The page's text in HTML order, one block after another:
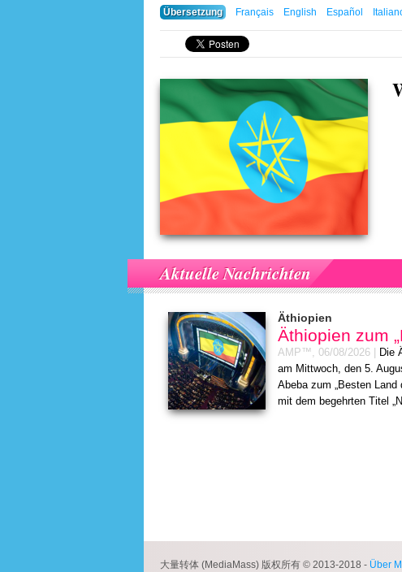
Übersetzung Français English Español
Aktuelle Nachrichten
Äthiopien
Äthiopien zum
AMP™, 06/08/2026
Die
am Mittwoch, den 5.
Abeba zum „Besten Land
mit dem begehrten Titel
大量转体 (MediaMass) 版权所有 © 2013-2018 - Über